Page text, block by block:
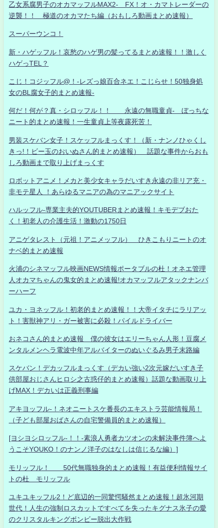
乙女系腐男子のオカマッフルMAX2- FX！オ・カマトレーダーの
逆襲！！ 極道のオカマたち編（おもしろ動画まとめ速報）
スーパーウンコ！
新・ハゲッフル！哀愁のハゲ男の髪ってるまとめ速報！！激しく
ハゲっTEL？
こじ！コジッフル@！-レズっ娘百合ネエ！こじらせ！50独身処
女のBL腐女子的まとめ速報-
何だ！何が？真・シロッフル！！ 永遠の無職童貞- ぼっちな
ニート的まとめ速報！一生童貞上等夜露死苦！
男装スケバン女子！スケッフルまっくす！（新・ナンノひゃくし
きっ!！ビー玉のおいぬさん的まとめ速報） 話題な事件からおも
しろ動画まで取り上げまっくす
ロボットアニメ！メカと美少女キャラだいすき永遠の非リア充・
非モテ星人 ！あらゆるマニアの為のマニアックサイト
ハルッフル-専業主夫的YOUTUBERまとめ速報！キモデブおた
く！初老人の介護生活！激動の1750日
アニゲタレスト（元祖！アニメッフル） ひきこもりニートのオ
ナベ的まとめ速報
火浦のシネマッフル映画NEWS情報ポータブルの杜！オネエ管理
人オカマちゃんの鬼女的まとめ速報!オカマッフルアタックナンバ
ーハーフ
ユカ・ヨネッフル！初老的まとめ速報！！大帝イタチにラリアッ
ト！害獣神アリ・ガー被害に必殺！パイルドライバー
おネコさん的まとめ速報 僕の彼女はエリーちゃん人形！豆腐メ
ンタルメンヘラ電波中年アルバイターのぬいぐるみ男子末路編
スケバン！デカッフルまっくす（デカい強い2次元嫁だいすき子
供部屋おじさんヒロシ之古惑仔的まとめ速報）話題な動画取り上
げMAX！デカいは正義刑事編
アキヨッフル-！ネオニートスケ番長のエキストラ芸能情報局！
（子ども部屋おばさんの自宅警備員的まとめ速報）
[ヨシヨシロッフル-！！-素浪人勇者カツオンの未解決事件簿へよ
うこそYOUKO！のナンノ洋子のはなしは信じるな編）]
モリッフル！ 50代無職独身的まとめ速報！有益便利情報サイ
トの杜 モリッフル
ユキユキッフル2！ど底辺的一同驚愕騒然まとめ速報！超氷河期
世代！人生の強制ロスカットですべてを失ったキグナス氷子の愛
のクリスタルキングボンビー脱出大作戦